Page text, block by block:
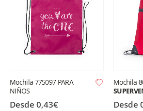
Mochila 804780
Desde